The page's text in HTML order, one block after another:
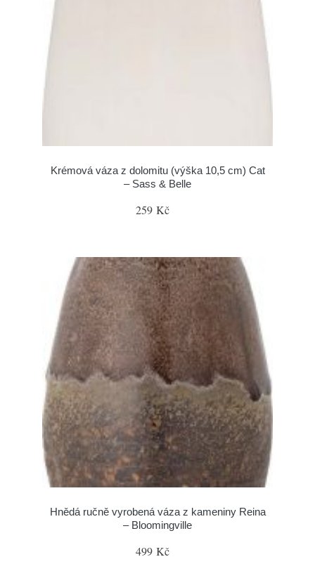
Krémová váza z dolomitu (výška 10,5 cm) Cat
– Sass & Belle
259 Kč
Hnědá ručně vyrobená váza z kameniny Reina
– Bloomingville
499 Kč